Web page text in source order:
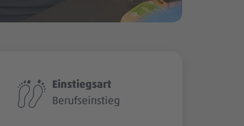
Einstiegsart
Berufseinstieg